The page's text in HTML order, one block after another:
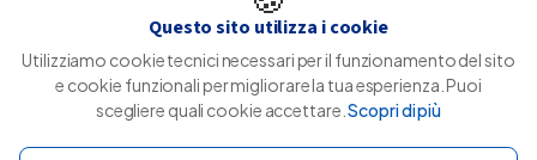
Cookie Policy
Questo sito utilizza i cookie
Utilizziamo cookie tecnici necessari per il funzionamento del sito
e cookie funzionali per migliorare la tua esperienza. Puoi
scegliere quali cookie accettare.Scopri di più